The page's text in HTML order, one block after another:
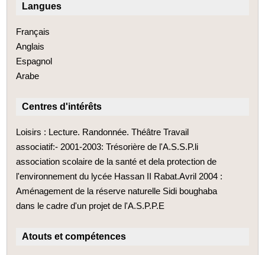
Langues
Français
Anglais
Espagnol
Arabe
Centres d'intérêts
Loisirs : Lecture. Randonnée. Théâtre Travail
associatif:- 2001-2003: Trésorière de l'A.S.S.P.li
association scolaire de la santé et dela protection de
l'environnement du lycée Hassan II Rabat.Avril 2004 :
Aménagement de la réserve naturelle Sidi boughaba
dans le cadre d'un projet de l'A.S.P.P.E
Atouts et compétences